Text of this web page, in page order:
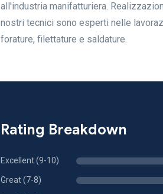
all'industria manifatturiera.
nostri tecnici sono esperti nelle
forature, filettature e saldature.
Rating Breakdown
Excellent (9-10)
Great (7-8)